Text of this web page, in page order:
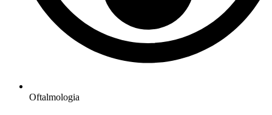
Oftalmologia